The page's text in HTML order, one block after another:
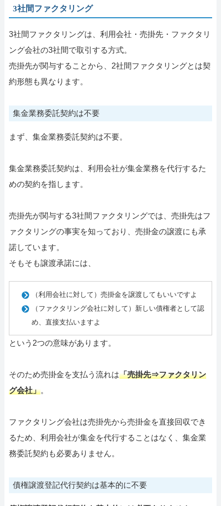
3社間ファクタリング
3社間ファクタリングは、利用会社・売掛先・ファクタリ
ング会社の3社間で取引する方式。
売掛先が関与することから、2社間ファクタリングとは契
約形態も異なります。
集金業務委託契約は不要
まず、集金業務委託契約は不要。
集金業務委託契約は、利用会社が集金業務を代行するた
めの契約を指します。
売掛先が関与する3社間ファクタリングでは、売掛先はフ
ァクタリングの事実を知っており、売掛金の譲渡にも承
諾しています。
そもそも譲渡承諾には、
（利用会社に対して）売掛金を譲渡してもいいですよ
（ファクタリング会社に対して）新しい債権者として認
め、直接支払いますよ
という2つの意味があります。
そのため売掛金を支払う流れは「売掛先⇒ファクタリン
グ会社」。
ファクタリング会社は売掛先から売掛金を直接回収でき
るため、利用会社が集金を代行することはなく、集金業
務委託契約も必要ありません。
債権譲渡登記代行契約は基本的に不要